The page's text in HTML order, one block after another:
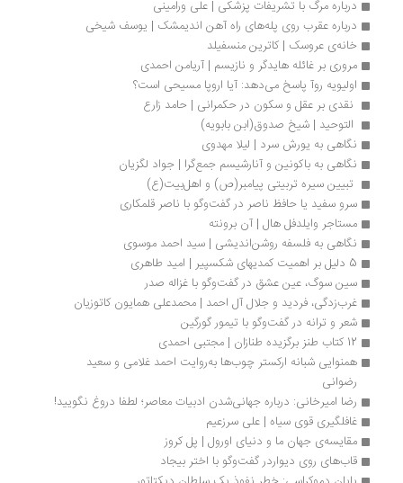
درباره مرگ با تشریفات پزشکی | علی ورامینی
درباره عقرب روی پله‌های راه آهن اندیمشک | یوسف شیخی
خانه‌ی عروسک | کاترین منسفیلد
مروری بر غائله هایدگر و نازیسم | آریامن احمدی
اولیویه روآ پاسخ می‌دهد: آیا اروپا مسیحی است؟
نقدی بر عقل و سکون در حکمرانی | حامد زارع
التوحید | شیخ صدوق(ابن بابویه)
نگاهی به یورش سرد | لیلا مهدوی
نگاهی به باکونین و آنارشیسم جمع‌گرا | جواد لگزیان
تبیین سیره تربیتی پیامبر(ص) و اهل‌بیت(ع)
سرو سفید یا حافظ ناصر در گفت‌وگو با ناصر قلمکاری
مستاجر وایلدفل هال | آن برونته
نگاهی به فلسفه روشن‌اندیشی | سید احمد موسوی
سین سوگ، عین عشق در گفت‌وگو با غزاله صدر
غرب‌زدگی، فردید و جلال آل احمد | محمدعلی همایون کاتوزیان
شعر و ترانه در گفت‌وگو با تیمور گورگین
همنوایی شبانه ارکستر چوب‌ها به‌روایت احمد غلامی و سعید
رضا امیرخانی: درباره جهانی‌شدن ادبیات معاصر؛ لطفا دروغ نگویید!
غافلگیری قوی سیاه | علی سرزعیم
مقایسه‌ی جهان ما و دنیای اورول | پل کروز
قاب‌های روی دیواردر گفت‌وگو با اختر بیجاد